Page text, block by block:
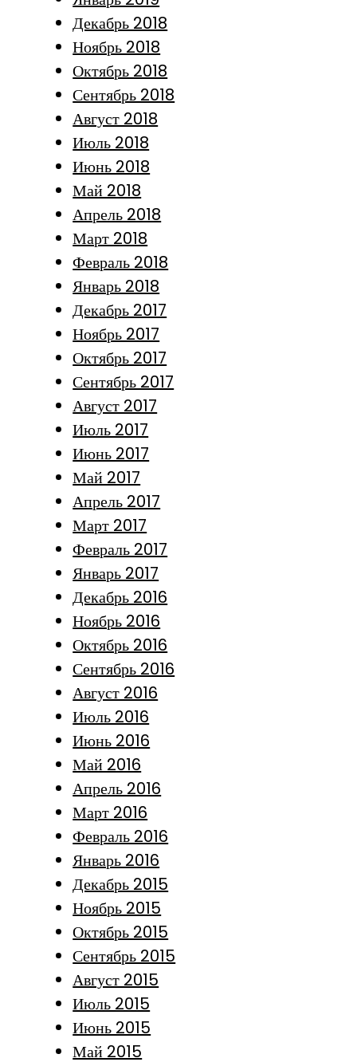
Декабрь 2018
Ноябрь 2018
Октябрь 2018
Сентябрь 2018
Август 2018
Июль 2018
Июнь 2018
Май 2018
Апрель 2018
Март 2018
Февраль 2018
Январь 2018
Декабрь 2017
Ноябрь 2017
Октябрь 2017
Сентябрь 2017
Август 2017
Июль 2017
Июнь 2017
Май 2017
Апрель 2017
Март 2017
Февраль 2017
Январь 2017
Декабрь 2016
Ноябрь 2016
Октябрь 2016
Сентябрь 2016
Август 2016
Июль 2016
Июнь 2016
Май 2016
Апрель 2016
Март 2016
Февраль 2016
Январь 2016
Декабрь 2015
Ноябрь 2015
Октябрь 2015
Сентябрь 2015
Август 2015
Июль 2015
Июнь 2015
Май 2015